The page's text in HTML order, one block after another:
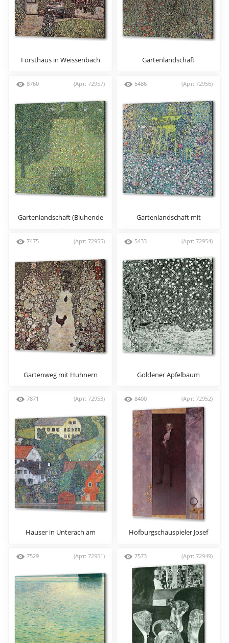
Forsthaus in Weissenbach
Gartenlandschaft
8760 (Арт: 72957)
Gartenlandschaft (Bluhende
Wiese)
5486 (Арт: 72956)
Gartenlandschaft mit
7475 (Арт: 72955)
Gartenweg mit Huhnern
5433 (Арт: 72954)
Goldener Apfelbaum
7871 (Арт: 72953)
Hauser in Unterach am
8400 (Арт: 72952)
Hofburgschauspieler Josef
Lewinsky als Carlos
7529 (Арт: 72951) 7573 (Арт: 72949)